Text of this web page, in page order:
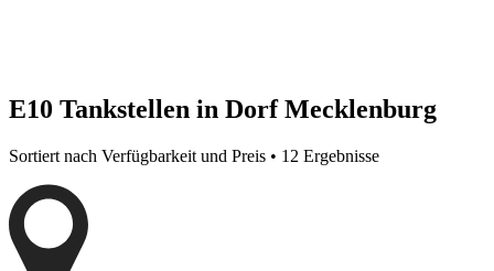
E10 Tankstellen in Dorf Mecklenburg
Sortiert nach Verfügbarkeit und Preis • 12 Ergebnisse